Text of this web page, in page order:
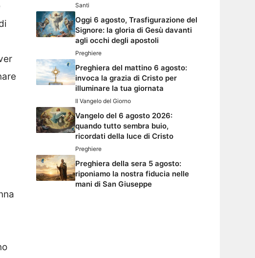
Santi
Oggi 6 agosto, Trasfigurazione del
Signore: la gloria di Gesù davanti
agli occhi degli apostoli
Preghiere
Preghiera del mattino 6 agosto:
invoca la grazia di Cristo per
illuminare la tua giornata
Il Vangelo del Giorno
Vangelo del 6 agosto 2026:
quando tutto sembra buio,
ricordati della luce di Cristo
Preghiere
Preghiera della sera 5 agosto:
riponiamo la nostra fiducia nelle
mani di San Giuseppe